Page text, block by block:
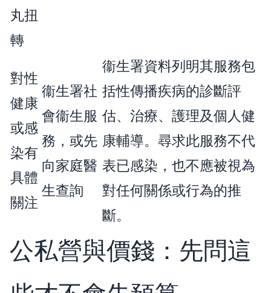
丸扭
轉
對性
健康
或感
染有
具體
關注
衞生署社
會衞生服
務，或先
向家庭醫
生查詢
衞生署資料列明其服務包
括性傳播疾病的診斷評
估、治療、護理及個人健
康輔導。尋求此服務不代
表已感染，也不應被視為
對任何關係或行為的推
斷。
公私營與價錢：先問這